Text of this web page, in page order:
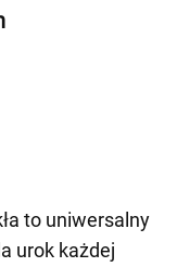
to uniwersalny
urok każdej